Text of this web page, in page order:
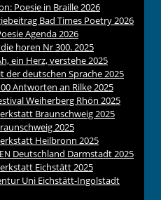
Poesie in Braille 2026
Bad Times Poetry 2026
Agenda 2026
horen Nr 300. 2025
ein Herz, verstehe 2025
der deutschen Sprache 2025
Antworten an Rilke 2025
Weiherberg Rhön 2025
Braunschweig 2025
2025
Heilbronn 2025
Deutschland Darmstadt 2025
Eichstätt 2025
Uni Eichstätt-Ingolstadt